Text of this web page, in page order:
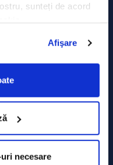
sunteți de acord
Afişare
necesare